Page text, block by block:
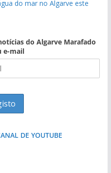
do mar no Algarve este
do Algarve Marafado
e-mail
DE YOUTUBE